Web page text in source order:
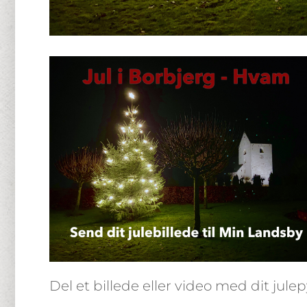
Del et billede eller video med dit